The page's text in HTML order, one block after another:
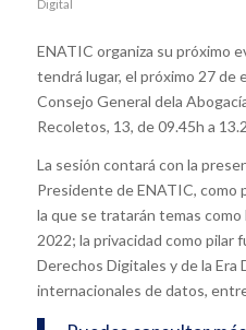
Digital
ENATIC organiza su próximo
tendrá lugar, el próximo 27 de
Consejo General dela
Recoletos, 13, de 09.45h a
La sesión contará con la
Presidente de ENATIC, como
la que se tratarán temas
2022; la privacidad como pilar
Derechos Digitales y de la
internacionales de datos,